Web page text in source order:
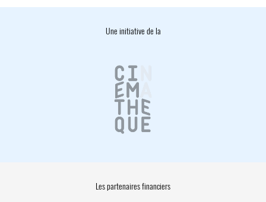
Une initiative de la
Les partenaires financiers